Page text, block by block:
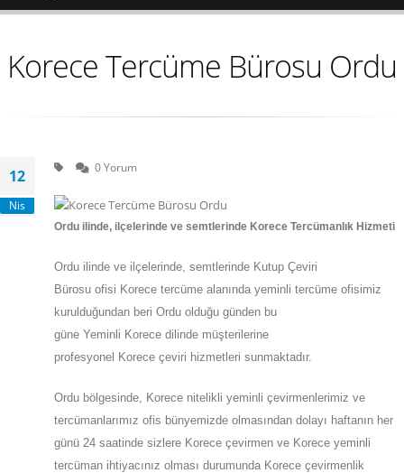
Korece Tercüme Bürosu Ordu
12
Nis
0 Yorum
Ordu ilinde, ilçelerinde ve semtlerinde Korece Tercümanlık Hizmeti
Ordu ilinde ve ilçelerinde, semtlerinde Kutup Çeviri
Bürosu ofisi Korece tercüme alanında yeminli tercüme ofisimiz
kurulduğundan beri Ordu olduğu günden bu
güne Yeminli Korece dilinde müşterilerine
profesyonel Korece çeviri hizmetleri sunmaktadır.
Ordu bölgesinde, Korece nitelikli yeminli çevirmenlerimiz ve
tercümanlarımız ofis bünyemizde olmasından dolayı haftanın her
günü 24 saatinde sizlere Korece çevirmen ve Korece yeminli
tercüman ihtiyacınız olması durumunda Korece çevirmenlik